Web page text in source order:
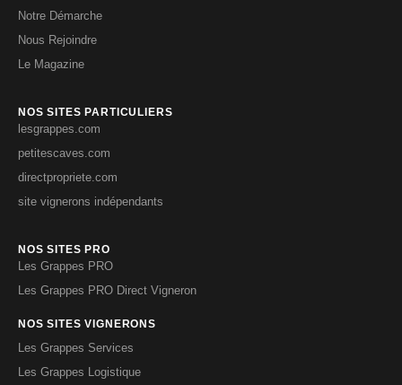
Notre Démarche
Nous Rejoindre
Le Magazine
NOS SITES PARTICULIERS
lesgrappes.com
petitescaves.com
directpropriete.com
site vignerons indépendants
NOS SITES PRO
Les Grappes PRO
Les Grappes PRO Direct Vigneron
NOS SITES VIGNERONS
Les Grappes Services
Les Grappes Logistique